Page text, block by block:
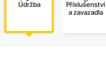
Údržba
Příslušenství
a zavazadla